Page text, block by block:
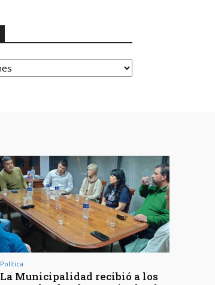
Política
La Municipalidad recibió a los